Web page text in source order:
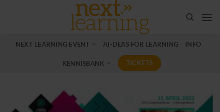
NEXT LEARNING EVENT AI-DEAS FOR LEARNING INFO
KENNISBANK TICKETS